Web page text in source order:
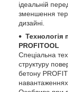
ідеальній
зменшення
дизайні.
Технологія
PROFITOOL
Спеціальна
структуру
бетону